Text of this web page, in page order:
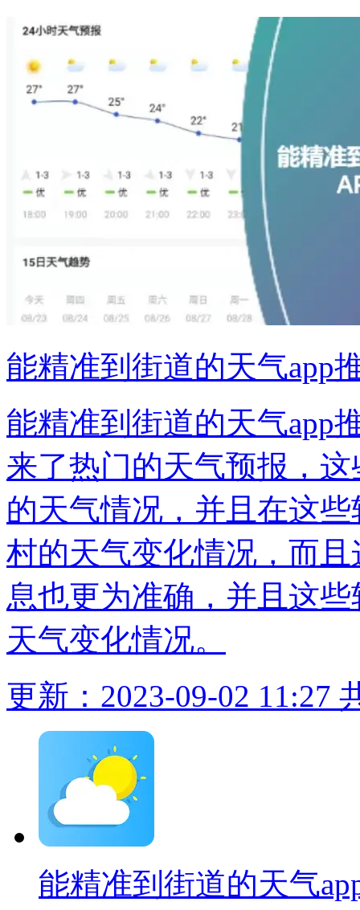
能精准到街道的天气app
能精准到街道的天气app
来了热门的天气预报，
的天气情况，并且在这
村的天气变化情况，而
息也更为准确，并且这
天气变化情况。
更新：2023-09-02 11:27
能精准到街道的天气